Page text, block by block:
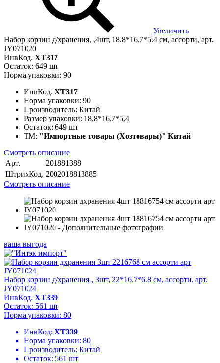
Увеличить
Набор корзин д/хранения, ,4шт, 18.8*16.7*5.4 см, ассорти, арт.
JY071020
ИнвКод. ХТ317
Остаток: 649 шт
Норма упаковки: 90
ИнвКод: ХТ317
Норма упаковки: 90
Производитель: Китай
Размер упаковки: 18,8*16,7*5,4
Остаток: 649 шт
ТМ: "Импортные товары (Хозтовары)" Китай
Смотреть описание
Арт.
201881388
ШтрихКод. 2002018813885
Смотреть описание
ваша выгода
Набор корзин д/хранения , 3шт, 22*16.7*6.8 см, ассорти, арт.
JY071024
ИнвКод. ХТ339
Остаток: 561 шт
Норма упаковки: 80
ИнвКод: ХТ339
Норма упаковки: 80
Производитель: Китай
Остаток: 561 шт